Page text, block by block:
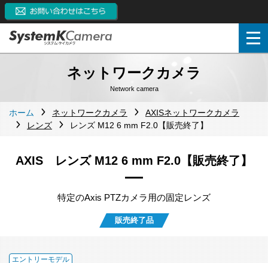
ネットワークカメラ
Network camera
ホーム ネットワークカメラ
AXISネットワークカメラ
レンズ
レンズ M12 6 mm F2.0【販売終了】
AXIS レンズ M12 6 mm F2.0【販売終了】
特定のAxis PTZカメラ用の固定レンズ
販売終了品
エントリーモデル